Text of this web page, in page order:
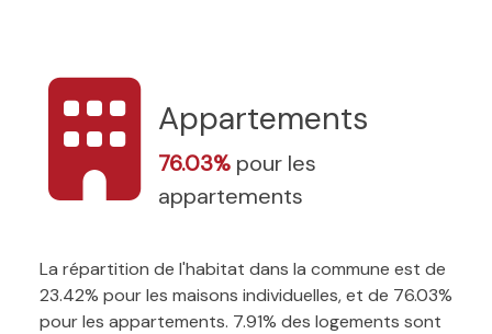
Appartements
76.03% pour les
appartements
La répartition de l'habitat dans la commune est de
23.42% pour les maisons individuelles, et de 76.03%
pour les appartements. 7.91% des logements sont